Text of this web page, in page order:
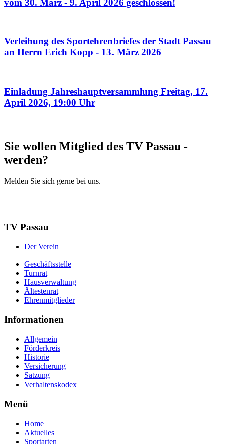
vom 30. März - 9. April 2026 geschlossen!
Verleihung des Sportehrenbriefes der Stadt Passau
an Herrn Erich Kopp - 13. März 2026
Einladung Jahreshauptversammlung Freitag, 17.
April 2026, 19:00 Uhr
Sie wollen Mitglied des TV Passau ­
werden?
Melden Sie sich gerne bei uns.
TV Passau
Der Verein
Geschäftsstelle
Turnrat
Hausverwaltung
Ältestenrat
Ehrenmitglieder
Informationen
Allgemein
Förderkreis
Historie
Versicherung
Satzung
Verhaltenskodex
Menü
Home
Aktuelles
Sportarten